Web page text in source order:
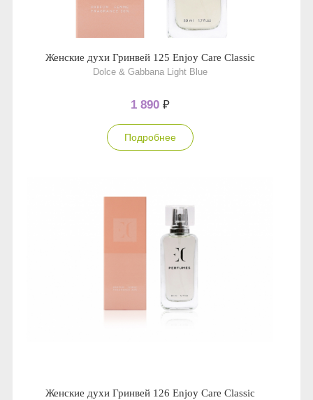
Женские духи Гринвей 125 Enjoy Care Classic
Dolce & Gabbana Light Blue
1 890 ₽
Подробнее
Женские духи Гринвей 126 Enjoy Care Classic